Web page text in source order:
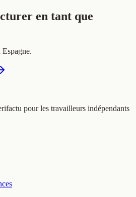
en tant que
pour les travailleurs indépendants